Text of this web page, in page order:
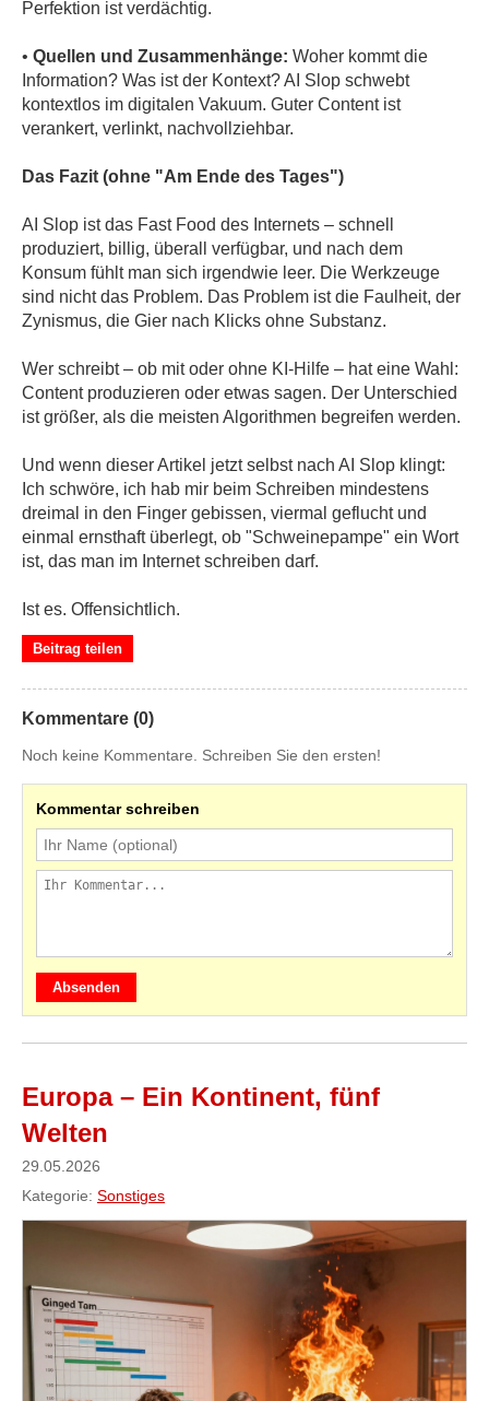
Perfektion ist verdächtig.
• Quellen und Zusammenhänge: Woher kommt die
Information? Was ist der Kontext? AI Slop schwebt
kontextlos im digitalen Vakuum. Guter Content ist
verankert, verlinkt, nachvollziehbar.
Das Fazit (ohne "Am Ende des Tages")
AI Slop ist das Fast Food des Internets – schnell
produziert, billig, überall verfügbar, und nach dem
Konsum fühlt man sich irgendwie leer. Die Werkzeuge
sind nicht das Problem. Das Problem ist die Faulheit, der
Zynismus, die Gier nach Klicks ohne Substanz.
Wer schreibt – ob mit oder ohne KI-Hilfe – hat eine Wahl:
Content produzieren oder etwas sagen. Der Unterschied
ist größer, als die meisten Algorithmen begreifen werden.
Und wenn dieser Artikel jetzt selbst nach AI Slop klingt:
Ich schwöre, ich hab mir beim Schreiben mindestens
dreimal in den Finger gebissen, viermal geflucht und
einmal ernsthaft überlegt, ob "Schweinepampe" ein Wort
ist, das man im Internet schreiben darf.
Ist es. Offensichtlich.
Beitrag teilen
Kommentare (0)
Noch keine Kommentare. Schreiben Sie den ersten!
Kommentar schreiben
Absenden
Europa – Ein Kontinent, fünf
Welten
29.05.2026
Kategorie: Sonstiges